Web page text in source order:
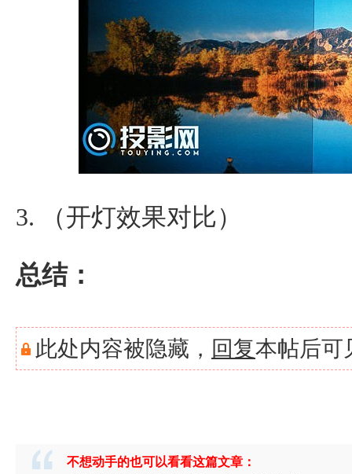
3. （开灯效果对比）
总结：
此处内容被隐藏， 回复本帖后可
不想动手的也可以看看这篇文章：